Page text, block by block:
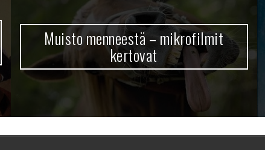
Muisto menneestä – mikrofilmit
kertovat